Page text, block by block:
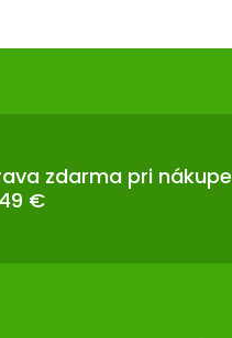
zdarma pri nákupe
€